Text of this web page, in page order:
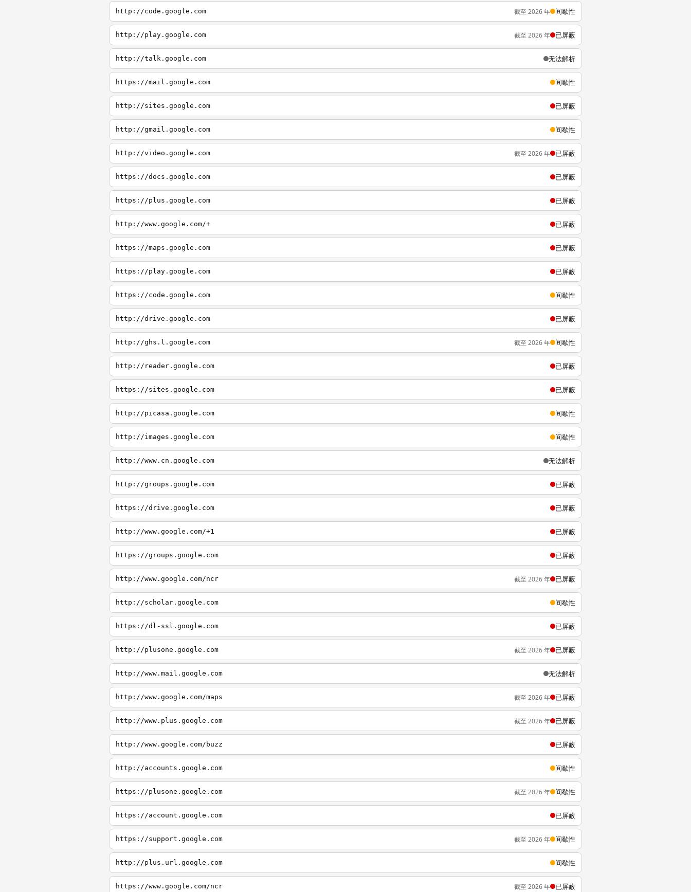
http://code.google.com 截至 2026 年 间歇性
http://play.google.com 截至 2026 年 已屏蔽
http://talk.google.com 无法解析
https://mail.google.com 间歇性
http://sites.google.com 已屏蔽
http://gmail.google.com 间歇性
http://video.google.com 截至 2026 年 已屏蔽
https://docs.google.com 已屏蔽
https://plus.google.com 已屏蔽
http://www.google.com/+ 已屏蔽
https://maps.google.com 已屏蔽
https://play.google.com 已屏蔽
https://code.google.com 间歇性
http://drive.google.com 已屏蔽
http://ghs.l.google.com 截至 2026 年 间歇性
http://reader.google.com 已屏蔽
https://sites.google.com 已屏蔽
http://picasa.google.com 间歇性
http://images.google.com 间歇性
http://www.cn.google.com 无法解析
http://groups.google.com 已屏蔽
https://drive.google.com 已屏蔽
http://www.google.com/+1 已屏蔽
https://groups.google.com 已屏蔽
http://www.google.com/ncr 截至 2026 年 已屏蔽
http://scholar.google.com 间歇性
https://dl-ssl.google.com 已屏蔽
http://plusone.google.com 截至 2026 年 已屏蔽
http://www.mail.google.com 无法解析
http://www.google.com/maps 截至 2026 年 已屏蔽
http://www.plus.google.com 截至 2026 年 已屏蔽
http://www.google.com/buzz 已屏蔽
http://accounts.google.com 间歇性
https://plusone.google.com 截至 2026 年 间歇性
https://account.google.com 已屏蔽
https://support.google.com 截至 2026 年 间歇性
http://plus.url.google.com 间歇性
https://www.google.com/ncr 截至 2026 年 已屏蔽